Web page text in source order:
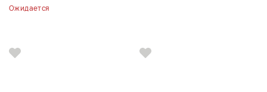
Ожидается